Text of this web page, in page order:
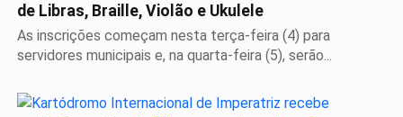
de Libras, Braille, Violão e Ukulele
As inscrições começam nesta terça-feira (4) para
servidores municipais e, na quarta-feira (5), serão...